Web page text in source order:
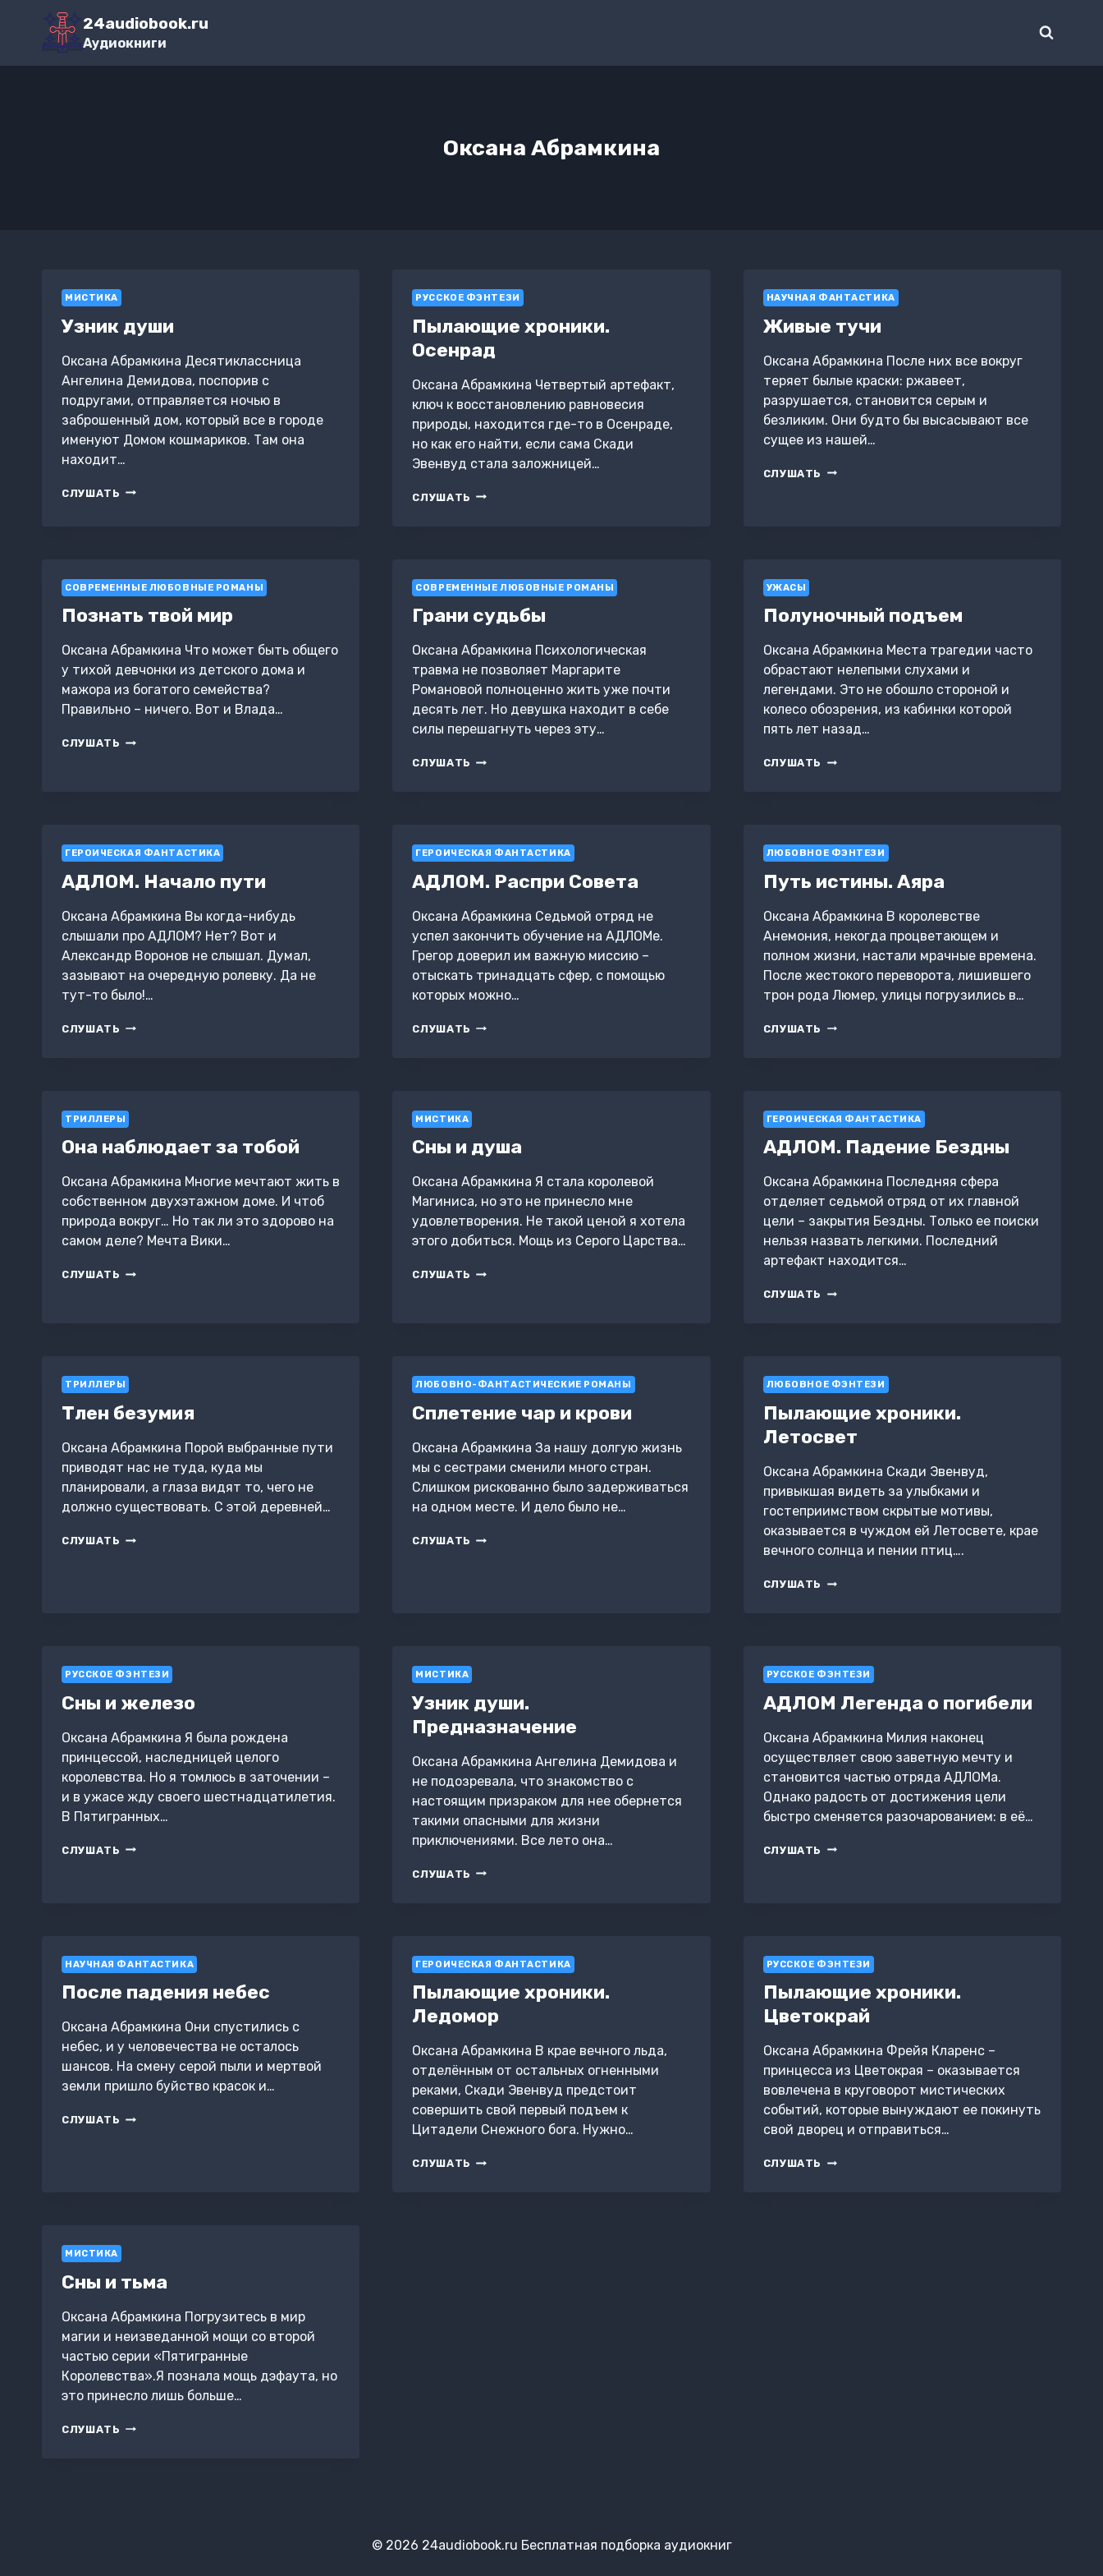
Перейти
содержимому
24audiobook.ru
Аудиокниги
Оксана Абрамкина
МИСТИКА
Узник души
Оксана Абрамкина Десятиклассница
Ангелина Демидова, поспорив с
подругами, отправляется ночью в
заброшенный дом, который все в городе
именуют Домом кошмариков. Там она
находит…
СЛУШАТЬ УЗНИК
РУССКОЕ ФЭНТЕЗИ
Пылающие хроники.
Осенрад
Оксана Абрамкина Четвертый артефакт,
ключ к восстановлению равновесия
природы, находится где-то в Осенраде,
но как его найти, если сама Скади
Эвенвуд стала заложницей…
СЛУШАТЬ ПЫЛАЮЩИЕ
НАУЧНАЯ ФАНТАСТИКА
Живые тучи
Оксана Абрамкина После них все вокруг
теряет былые краски: ржавеет,
разрушается, становится серым и
безликим. Они будто бы высасывают все
сущее из нашей…
СЛУШАТЬ ЖИВЫЕ
СОВРЕМЕННЫЕ ЛЮБОВНЫЕ РОМАНЫ
Познать твой мир
Оксана Абрамкина Что может быть общего
у тихой девчонки из детского дома и
мажора из богатого семейства?
Правильно – ничего. Вот и Влада…
СЛУШАТЬ ПОЗНАТЬ
СОВРЕМЕННЫЕ ЛЮБОВНЫЕ РОМАНЫ
Грани судьбы
Оксана Абрамкина Психологическая
травма не позволяет Маргарите
Романовой полноценно жить уже почти
десять лет. Но девушка находит в себе
силы перешагнуть через эту…
СЛУШАТЬ ГРАНИ
УЖАСЫ
Полуночный подъем
Оксана Абрамкина Места трагедии часто
обрастают нелепыми слухами и
легендами. Это не обошло стороной и
колесо обозрения, из кабинки которой
пять лет назад…
СЛУШАТЬ ПОЛУНОЧНЫЙ
ГЕРОИЧЕСКАЯ ФАНТАСТИКА
АДЛОМ. Начало пути
Оксана Абрамкина Вы когда-нибудь
слышали про АДЛОМ? Нет? Вот и
Александр Воронов не слышал. Думал,
зазывают на очередную ролевку. Да не
тут-то было!…
СЛУШАТЬ АДЛОМ.
ГЕРОИЧЕСКАЯ ФАНТАСТИКА
АДЛОМ. Распри Совета
Оксана Абрамкина Седьмой отряд не
успел закончить обучение на АДЛОМе.
Грегор доверил им важную миссию –
отыскать тринадцать сфер, с помощью
которых можно…
СЛУШАТЬ АДЛОМ.
ЛЮБОВНОЕ ФЭНТЕЗИ
Путь истины. Аяра
Оксана Абрамкина В королевстве
Анемония, некогда процветающем и
полном жизни, настали мрачные времена.
После жестокого переворота, лишившего
трон рода Люмер, улицы погрузились в…
СЛУШАТЬ ПУТЬ
ТРИЛЛЕРЫ
Она наблюдает за тобой
Оксана Абрамкина Многие мечтают жить в
собственном двухэтажном доме. И чтоб
природа вокруг… Но так ли это здорово на
самом деле? Мечта Вики…
СЛУШАТЬ ОНА
МИСТИКА
Сны и душа
Оксана Абрамкина Я стала королевой
Магиниса, но это не принесло мне
удовлетворения. Не такой ценой я хотела
этого добиться. Мощь из Серого Царства…
СЛУШАТЬ СНЫ
ГЕРОИЧЕСКАЯ ФАНТАСТИКА
АДЛОМ. Падение Бездны
Оксана Абрамкина Последняя сфера
отделяет седьмой отряд от их главной
цели – закрытия Бездны. Только ее поиски
нельзя назвать легкими. Последний
артефакт находится…
СЛУШАТЬ АДЛОМ.
ТРИЛЛЕРЫ
Тлен безумия
Оксана Абрамкина Порой выбранные пути
приводят нас не туда, куда мы
планировали, а глаза видят то, чего не
должно существовать. С этой деревней…
СЛУШАТЬ ТЛЕН
ЛЮБОВНО-ФАНТАСТИЧЕСКИЕ РОМАНЫ
Сплетение чар и крови
Оксана Абрамкина За нашу долгую жизнь
мы с сестрами сменили много стран.
Слишком рискованно было задерживаться
на одном месте. И дело было не…
СЛУШАТЬ СПЛЕТЕНИЕ
ЛЮБОВНОЕ ФЭНТЕЗИ
Пылающие хроники.
Летосвет
Оксана Абрамкина Скади Эвенвуд,
привыкшая видеть за улыбками и
гостеприимством скрытые мотивы,
оказывается в чуждом ей Летосвете, крае
вечного солнца и пении птиц….
СЛУШАТЬ ПЫЛАЮЩИЕ
РУССКОЕ ФЭНТЕЗИ
Сны и железо
Оксана Абрамкина Я была рождена
принцессой, наследницей целого
королевства. Но я томлюсь в заточении –
и в ужасе жду своего шестнадцатилетия.
В Пятигранных…
СЛУШАТЬ СНЫ
МИСТИКА
Узник души.
Предназначение
Оксана Абрамкина Ангелина Демидова и
не подозревала, что знакомство с
настоящим призраком для нее обернется
такими опасными для жизни
приключениями. Все лето она…
СЛУШАТЬ УЗНИК
РУССКОЕ ФЭНТЕЗИ
АДЛОМ Легенда о погибели
Оксана Абрамкина Милия наконец
осуществляет свою заветную мечту и
становится частью отряда АДЛОМа.
Однако радость от достижения цели
быстро сменяется разочарованием: в её…
СЛУШАТЬ АДЛОМ
НАУЧНАЯ ФАНТАСТИКА
После падения небес
Оксана Абрамкина Они спустились с
небес, и у человечества не осталось
шансов. На смену серой пыли и мертвой
земли пришло буйство красок и…
СЛУШАТЬ ПОСЛЕ
ГЕРОИЧЕСКАЯ ФАНТАСТИКА
Пылающие хроники.
Ледомор
Оксана Абрамкина В крае вечного льда,
отделённым от остальных огненными
реками, Скади Эвенвуд предстоит
совершить свой первый подъем к
Цитадели Снежного бога. Нужно…
СЛУШАТЬ ПЫЛАЮЩИЕ
РУССКОЕ ФЭНТЕЗИ
Пылающие хроники.
Цветокрай
Оксана Абрамкина Фрейя Кларенс –
принцесса из Цветокрая – оказывается
вовлечена в круговорот мистических
событий, которые вынуждают ее покинуть
свой дворец и отправиться…
СЛУШАТЬ ПЫЛАЮЩИЕ
МИСТИКА
Сны и тьма
Оксана Абрамкина Погрузитесь в мир
магии и неизведанной мощи со второй
частью серии «Пятигранные
Королевства».Я познала мощь дэфаута, но
это принесло лишь больше…
СЛУШАТЬ СНЫ
© 2026 24audiobook.ru Бесплатная подборка аудиокниг